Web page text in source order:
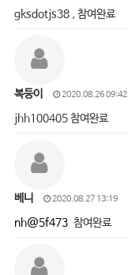
gksdotjs38 , 참여완료
복둥이 2020.08.26 09:42
jhh100405 참여완료
베니 2020.08.27 13:19
nh@5f473참여완료